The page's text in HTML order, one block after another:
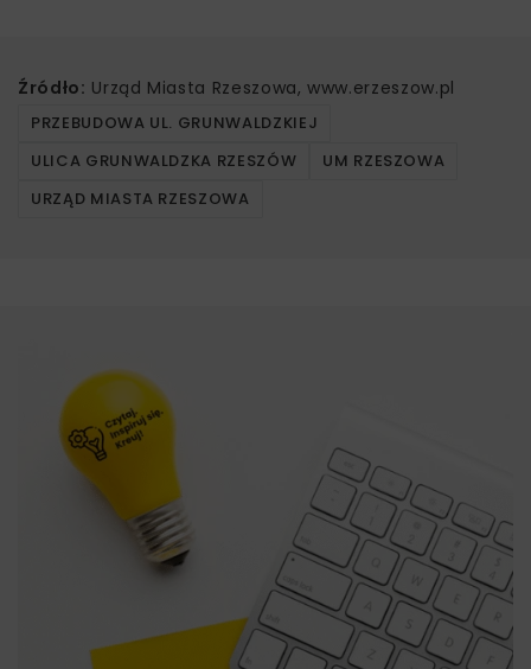
Źródło: Urząd Miasta Rzeszowa, www.erzeszow.pl
PRZEBUDOWA UL. GRUNWALDZKIEJ
ULICA GRUNWALDZKA RZESZÓW
UM RZESZOWA
URZĄD MIASTA RZESZOWA